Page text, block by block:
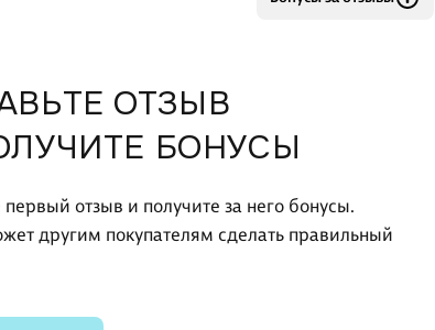
ОТЗЫВ
БОНУСЫ
первый отзыв и получите за него бонусы.
другим покупателям сделать правильный